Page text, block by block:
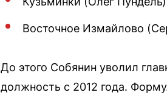
Восточное Измайлово
До этого Собянин уволил
должность с 2012 года.